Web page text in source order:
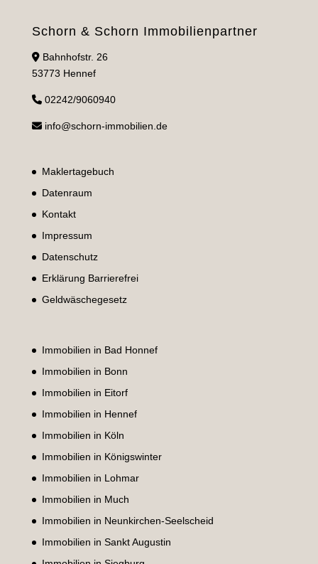
Schorn & Schorn Immobilienpartner
Bahnhofstr. 26
53773 Hennef
02242/9060940
info@schorn-immobilien.de
Maklertagebuch
Datenraum
Kontakt
Impressum
Datenschutz
Erklärung Barrierefrei
Geldwäschegesetz
Immobilien in Bad Honnef
Immobilien in Bonn
Immobilien in Eitorf
Immobilien in Hennef
Immobilien in Köln
Immobilien in Königswinter
Immobilien in Lohmar
Immobilien in Much
Immobilien in Neunkirchen-Seelscheid
Immobilien in Sankt Augustin